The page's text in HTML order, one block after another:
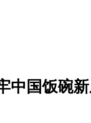
中国饭碗